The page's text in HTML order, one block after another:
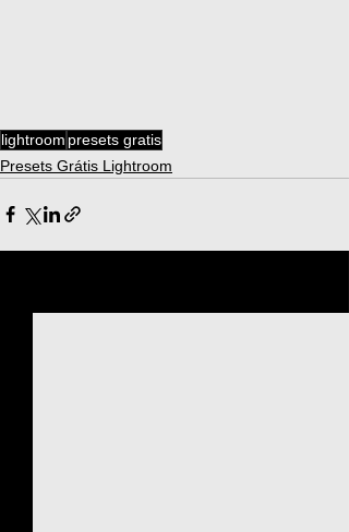
lightroom presets gratis
Presets Grátis Lightroom